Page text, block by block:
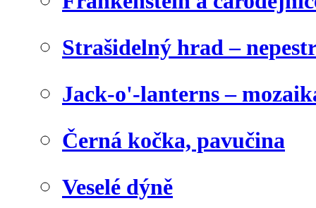
Strašidelný hrad –
Jack-o'-lanterns –
Černá kočka, pavučina
Veselé dýně